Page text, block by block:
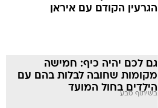
הגרעין הקודם עם איראן
גם לכם יהיה כיף: חמישה
מקומות שחובה לבלות בהם עם
הילדים בחול המועד
בשיתוף טבע